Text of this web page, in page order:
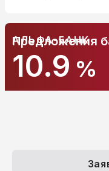
АЛЬФА-БАНК
10.9 %
Предложения